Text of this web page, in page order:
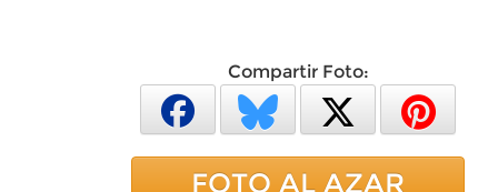
Compartir Foto:
FOTO AL AZAR